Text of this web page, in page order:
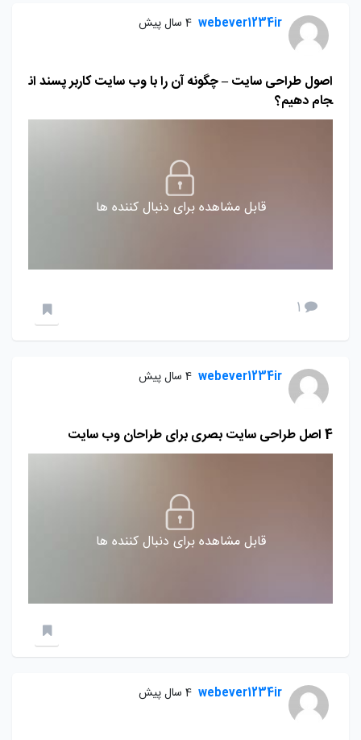
webever1234ir 4 سال پیش
اصول طراحی سایت – چگونه آن را با وب سایت کاربر پسند ان
جام دهیم؟
قابل مشاهده برای دنبال کننده ها
1
webever1234ir 4 سال پیش
4 اصل طراحی سایت بصری برای طراحان وب سایت
قابل مشاهده برای دنبال کننده ها
webever1234ir 4 سال پیش